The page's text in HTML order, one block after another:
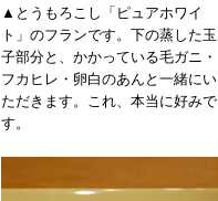
▲とうもろこし「ピュアホワイ
ト」のフランです。下の蒸した玉
子部分と、かかっている毛ガニ・
フカヒレ・卵白のあんと一緒にい
ただきます。これ、本当に好みで
す。